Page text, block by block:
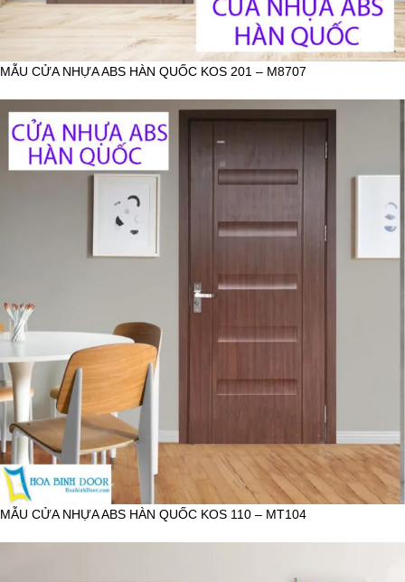
MẪU CỬA NHỰA ABS HÀN QUỐC KOS 201 – M8707
MẪU CỬA NHỰA ABS HÀN QUỐC KOS 110 – MT104